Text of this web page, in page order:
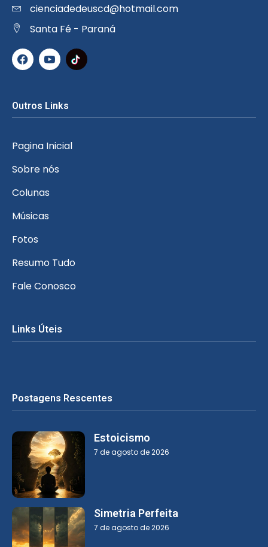
cienciadedeuscd@hotmail.com
Santa Fé - Paraná
Outros Links
Pagina Inicial
Sobre nós
Colunas
Músicas
Fotos
Resumo Tudo
Fale Conosco
Links Úteis
Postagens Rescentes
Estoicismo
7 de agosto de 2026
Simetria Perfeita
7 de agosto de 2026